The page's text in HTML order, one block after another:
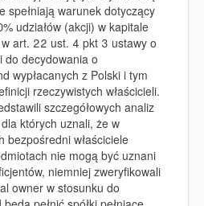
spełniają warunek dotyczący
udziałów (akcji) w kapitale
art. 22 ust. 4 pkt 3 ustawy o
do decydowania o
wypłacanych z Polski i tym
rzeczywistych właścicieli.
szczegółowych analiz
których uznali, że w
bezpośredni właściciele
nie mogą być uznani
niemniej zweryfikowali
owner w stosunku do